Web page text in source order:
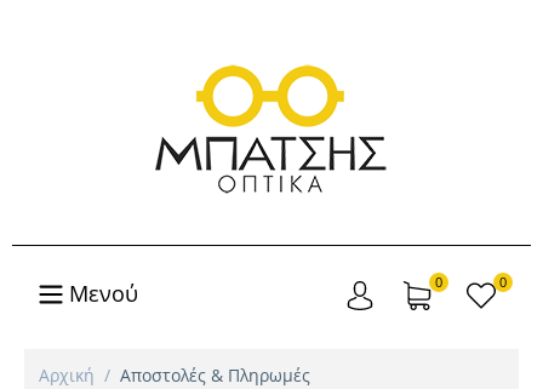
Μενού 0 0
Αρχική / Αποστολές & Πληρωμές